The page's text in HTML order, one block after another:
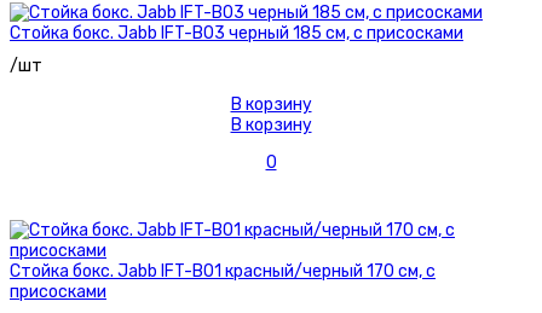
Стойка бокс. Jabb IFT-B03 черный 185 см, с присосками
/шт
В корзину
В корзину
0
Стойка бокс. Jabb IFT-B01 красный/черный 170 см, с
присосками